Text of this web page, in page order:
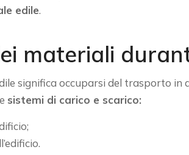
edile.
materiali
significa occuparsi del trasporto
sistemi di carico e scarico: